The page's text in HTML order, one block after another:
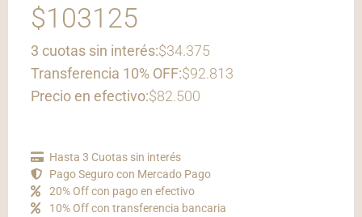
$103125
3 cuotas sin interés:$34.375
Transferencia 10% OFF:$92.813
Precio en efectivo:$82.500
Hasta 3 Cuotas sin interés
Pago Seguro con Mercado Pago
20% Off con pago en efectivo
10% Off con transferencia bancaria